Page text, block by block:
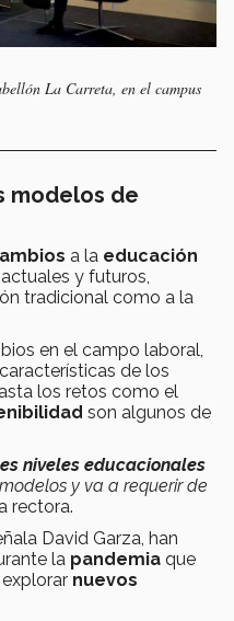
La Carreta, en el campus
modelos de
a la educación
y futuros,
tradicional como a la
en el campo laboral,
de los
los retos como el
son algunos de
niveles educacionales
y va a requerir de
rectora.
David Garza, han
la pandemia que
nuevos